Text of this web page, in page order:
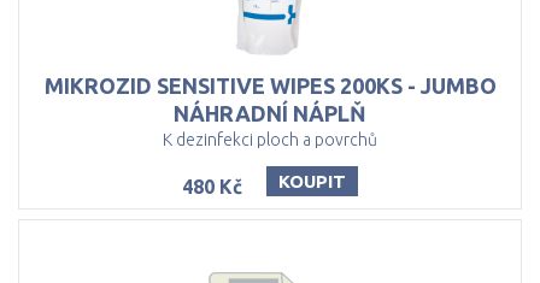
MIKROZID SENSITIVE WIPES 200KS - JUMBO
NÁHRADNÍ NÁPLŇ
K dezinfekci ploch a povrchů
480 Kč KOUPIT